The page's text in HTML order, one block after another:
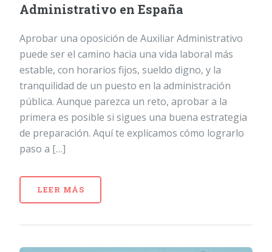
Administrativo en España
Aprobar una oposición de Auxiliar Administrativo
puede ser el camino hacia una vida laboral más
estable, con horarios fijos, sueldo digno, y la
tranquilidad de un puesto en la administración
pública. Aunque parezca un reto, aprobar a la
primera es posible si sigues una buena estrategia
de preparación. Aquí te explicamos cómo lograrlo
paso a […]
LEER MÁS